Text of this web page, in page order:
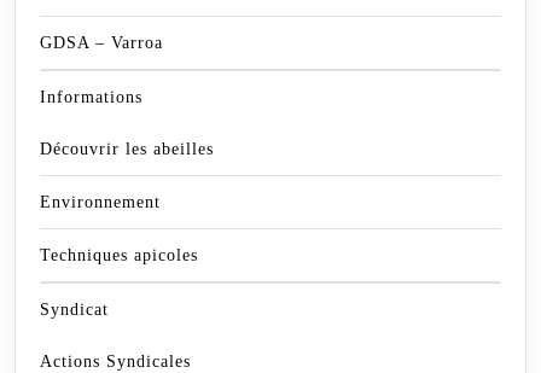
GDSA – Varroa
Informations
Découvrir les abeilles
Environnement
Techniques apicoles
Syndicat
Actions Syndicales